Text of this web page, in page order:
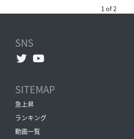
1 of 2
SNS
SITEMAP
急上昇
ランキング
動画一覧